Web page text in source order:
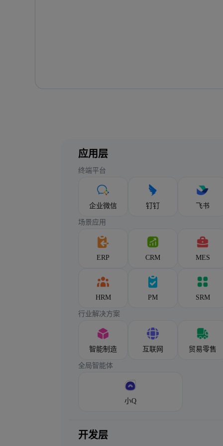
应用层
终端平台
企业微信 钉钉 飞书
场景应用
ERP CRM MES
HRM PM SRM
行业解决方案
智能制造 互联网 贸易零售
全局智能体
小Q
开发层